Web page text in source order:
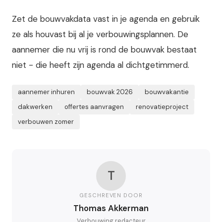
Zet de bouwvakdata vast in je agenda en gebruik
ze als houvast bij al je verbouwingsplannen. De
aannemer die nu vrij is rond de bouwvak bestaat
niet - die heeft zijn agenda al dichtgetimmerd.
aannemer inhuren bouwvak 2026
bouwvakantie
dakwerken
offertes aanvragen
renovatieproject
verbouwen zomer
T
GESCHREVEN DOOR
Thomas Akkerman